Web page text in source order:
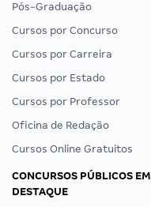
Pós-Graduação
Cursos por Concurso
Cursos por Carreira
Cursos por Estado
Cursos por Professor
Oficina de Redação
Cursos Online Gratuitos
CONCURSOS PÚBLICOS EM
DESTAQUE